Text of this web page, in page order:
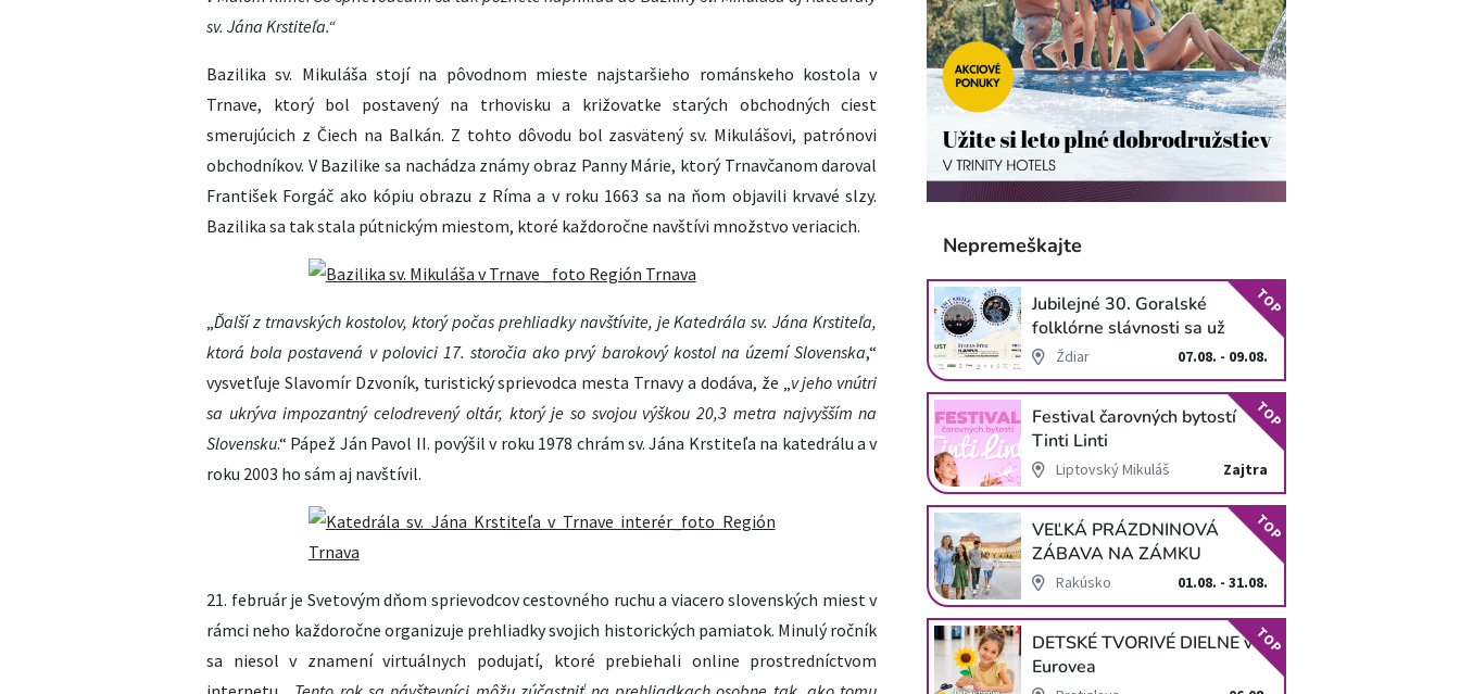
sv. Jána Krstiteľa.“
Bazilika sv. Mikuláša stojí na pôvodnom mieste najstaršieho románskeho kostola v
Trnave, ktorý bol postavený na trhovisku a križovatke starých obchodných ciest
smerujúcich z Čiech na Balkán. Z tohto dôvodu bol zasvätený sv. Mikulášovi, patrónovi
obchodníkov. V Bazilike sa nachádza známy obraz Panny Márie, ktorý Trnavčanom daroval
František Forgáč ako kópiu obrazu z Ríma a v roku 1663 sa na ňom objavili krvavé slzy.
Bazilika sa tak stala pútnickým miestom, ktoré každoročne navštívi množstvo veriacich.
„Ďalší z trnavských kostolov, ktorý počas prehliadky navštívite, je Katedrála sv. Jána Krstiteľa,
ktorá bola postavená v polovici 17. storočia ako prvý barokový kostol na území Slovenska,“
vysvetľuje Slavomír Dzvoník, turistický sprievodca mesta Trnavy a dodáva, že „v jeho vnútri
sa ukrýva impozantný celodrevený oltár, ktorý je so svojou výškou 20,3 metra najvyšším na
Slovensku.“ Pápež Ján Pavol II. povýšil v roku 1978 chrám sv. Jána Krstiteľa na katedrálu a v
roku 2003 ho sám aj navštívil.
21. február je Svetovým dňom sprievodcov cestovného ruchu a viacero slovenských miest v
rámci neho každoročne organizuje prehliadky svojich historických pamiatok. Minulý ročník
sa niesol v znamení virtuálnych podujatí, ktoré prebiehali online prostredníctvom
Nepremeškajte
Jubilejné 30. Goralské
folklórne slávnosti sa už
blížiaŽdiar 07.08. - 09.08.
TOP
Festival čarovných bytostí
Tinti Linti
Liptovský Mikuláš Zajtra
TOP
VEĽKÁ PRÁZDNINOVÁ
ZÁBAVA NA ZÁMKU
SCHLOSS HOF
Rakúsko 01.08. - 31.08.
TOP
DETSKÉ TVORIVÉ DIELNE v
Eurovea
TOP